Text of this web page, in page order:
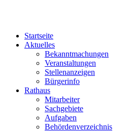
Startseite
Aktuelles
Bekanntmachungen
Veranstaltungen
Stellenanzeigen
Bürgerinfo
Rathaus
Mitarbeiter
Sachgebiete
Aufgaben
Behördenverzeichnis